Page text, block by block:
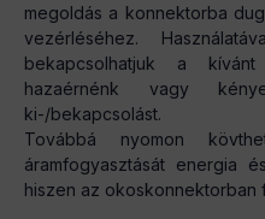
megoldás a konnektorba
vezérléséhez.
bekapcsolhatjuk a
hazaérnénk vagy
ki-/bekapcsolást.
Továbbá nyomon
áramfogyasztását energia
hiszen az okoskonnektorban